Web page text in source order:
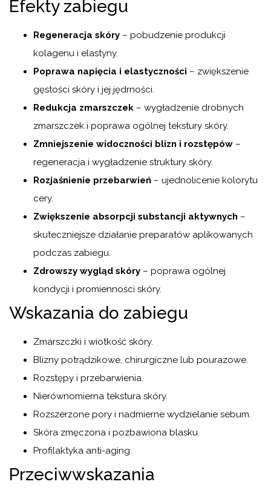
Efekty zabiegu
Regeneracja skóry – pobudzenie produkcji
kolagenu i elastyny.
Poprawa napięcia i elastyczności – zwiększenie
gęstości skóry i jej jędrności.
Redukcja zmarszczek – wygładzenie drobnych
zmarszczek i poprawa ogólnej tekstury skóry.
Zmniejszenie widoczności blizn i rozstępów –
regeneracja i wygładzenie struktury skóry.
Rozjaśnienie przebarwień – ujednolicenie kolorytu
cery.
Zwiększenie absorpcji substancji aktywnych –
skuteczniejsze działanie preparatów aplikowanych
podczas zabiegu.
Zdrowszy wygląd skóry – poprawa ogólnej
kondycji i promienności skóry.
Wskazania do zabiegu
Zmarszczki i wiotkość skóry.
Blizny potrądzikowe, chirurgiczne lub pourazowe.
Rozstępy i przebarwienia.
Nierównomierna tekstura skóry.
Rozszerzone pory i nadmierne wydzielanie sebum.
Skóra zmęczona i pozbawiona blasku.
Profilaktyka anti-aging.
Przeciwwskazania